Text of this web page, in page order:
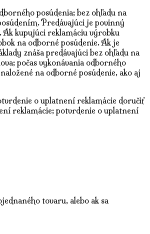
posúdenia; bez ohľadu na
Predávajúci je povinný
Ak kupujúci reklamáciu výrobku
na odborné posúdenie. Ak je
znáša predávajúci bez ohľadu na
počas vykonávania odborného
na odborné posúdenie, ako aj
o uplatnení reklamácie doručiť
reklamácie; potvrdenie o uplatnení
tovaru, alebo ak sa